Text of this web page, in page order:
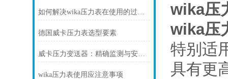
如何解决wika压力表在使用的过程中出现断裂的情况？
德国威卡压力表选型要素
威卡压力变送器：精确监测与安全控制的必备装备
wika压力表使用应注意事项
wika压
wika压
特别适
具有更